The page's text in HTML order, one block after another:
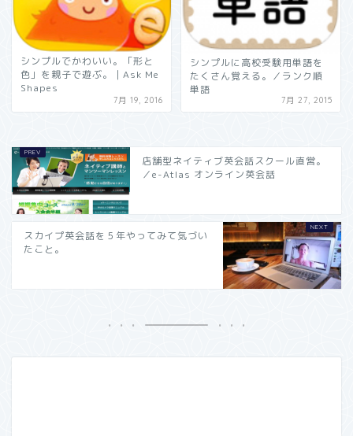
シンプルでかわいい。「形と
色」を親子で遊ぶ。｜Ask Me
Shapes
7月 19, 2016
シンプルに高校受験用単語を
たくさん覚える。／ランク順
単語
7月 27, 2015
店舗型ネイティブ英会話スクール直営。
／e-Atlas オンライン英会話
スカイプ英会話を５年やってみて気づい
たこと。